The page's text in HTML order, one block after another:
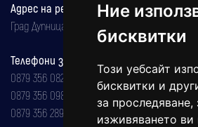
Ние
бисквитки
Този уебсайт
бисквитки и
за
изживяването ви
Адрес на редакцията
Град Дупница, ул.''Христо Ботев" 43
Телефони за реклама и абонаменти
0879 356 082
0879 356 098
0879 356 289